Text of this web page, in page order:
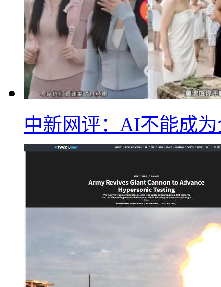
中新网评：AI不能成